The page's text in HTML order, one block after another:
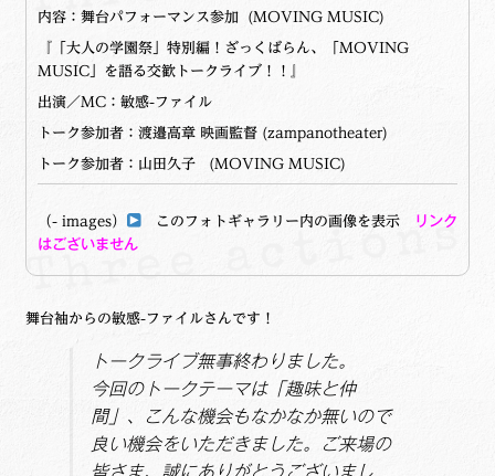
内容：舞台パフォーマンス参加 (MOVING MUSIC)
『「大人の学園祭」特別編！ざっくばらん、「MOVING
MUSIC」を語る交歓トークライブ！！』
出演／MC：敏感-ファイル
トーク参加者：渡邉高章 映画監督 (zampanotheater)
トーク参加者：山田久子 (MOVING MUSIC)
（- images） このフォトギャラリー内の画像を表示
リンク
はございません
舞台袖からの敏感-ファイルさんです！
トークライブ無事終わりました。
今回のトークテーマは「趣味と仲
間」、こんな機会もなかなか無いので
良い機会をいただきました。ご来場の
皆さま、誠にありがとうございまし